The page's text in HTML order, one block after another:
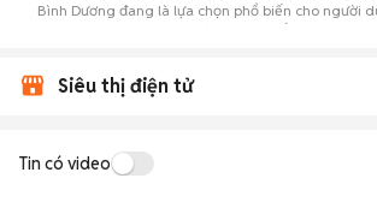
Bình Dương đang là lựa chọn phổ biến cho người
nghiệm dòng máy này với chi phí thấp hơn so với
Ultra ở Huyện Phú Giáo, Bình Dương từ nhiều cá
máy, mang đến đa dạng sự lựa chọn về tình trạng
Giao dịch minh bạch: Việc gặp gỡ trực tiếp
Siêu thị điện tử
Tin có video